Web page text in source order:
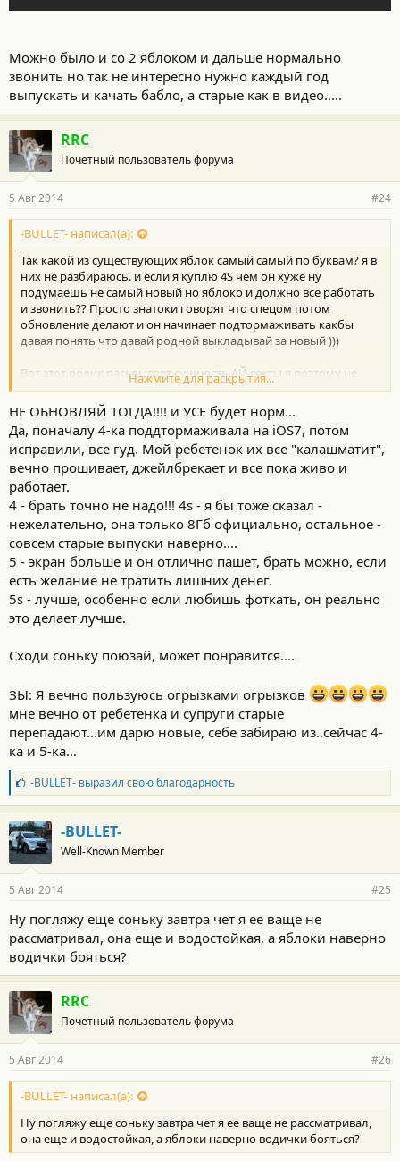
Можно было и со 2 яблоком и дальше нормально
звонить но так не интересно нужно каждый год
выпускать и качать бабло, а старые как в видео.....
RRC
Почетный пользователь форума
5 Авг 2014 #24
-BULLET- написал(а):
Так какой из существующих яблок самый самый по буквам? я в
них не разбираюсь. и если я куплю 4S чем он хуже ну
подумаешь не самый новый но яблоко и должно все работать
и звонить?? Просто знатоки говорят что спецом потом
обновление делают и он начинает подтормаживать какбы
давая понять что давай родной выкладывай за новый )))
Вот этот ролик раскрывает сущность АЙ секты я поэтому не
хочу быть одним из .....
Нажмите для раскрытия...
НЕ ОБНОВЛЯЙ ТОГДА!!!! и УСЕ будет норм...
Да, поначалу 4-ка поддтормаживала на iOS7, потом
исправили, все гуд. Мой ребетенок их все "калашматит",
вечно прошивает, джейлбрекает и все пока живо и
работает.
4 - брать точно не надо!!! 4s - я бы тоже сказал -
нежелательно, она только 8Гб официально, остальное -
совсем старые выпуски наверно....
5 - экран больше и он отлично пашет, брать можно, если
есть желание не тратить лишних денег.
5s - лучше, особенно если любишь фоткать, он реально
это делает лучше.
Сходи соньку поюзай, может понравится....
ЗЫ: Я вечно пользуюсь огрызками огрызков
мне вечно от ребетенка и супруги старые
перепадают...им дарю новые, себе забираю из..сейчас 4-
ка и 5-ка...
Б
л
а
г
о
д
а
н
с
т
и
:
-BULLET-выразил свою благодарность
-BULLET-
Well-Known Member
5 Авг 2014 #25
Ну погляжу еще соньку завтра чет я ее ваще не
рассматривал, она еще и водостойкая, а яблоки наверно
водички бояться?
RRC
Почетный пользователь форума
5 Авг 2014 #26
-BULLET- написал(а):
Ну погляжу еще соньку завтра чет я ее ваще не рассматривал,
она еще и водостойкая, а яблоки наверно водички бояться?